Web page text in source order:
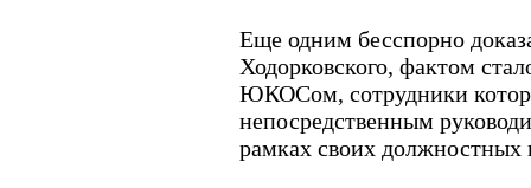
Еще одним бесспорно
Ходорковского, фактом
ЮКОСом, сотрудники
непосредственным
рамках своих должностных